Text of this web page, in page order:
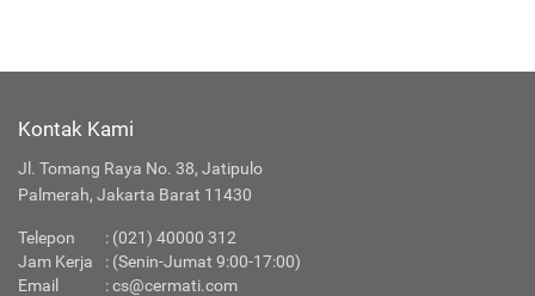
Kontak Kami
Jl. Tomang Raya No. 38, Jatipulo
Palmerah, Jakarta Barat 11430
Telepon : (021) 40000 312
Jam Kerja
: (Senin-Jumat 9:00-17:00)
Email
:cs@cermati.com